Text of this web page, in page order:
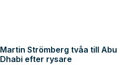
Martin Strömberg tvåa till Abu
Dhabi efter rysare